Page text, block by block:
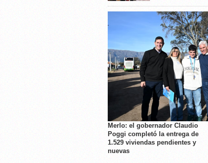
Merlo: el gobernador Claudio
Poggi completó la entrega de
1.529 viviendas pendientes y
nuevas